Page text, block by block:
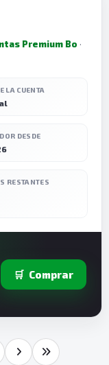
Premium Bo ·
LA CUENTA
DESDE
RESTANTES
🛒 Comprar